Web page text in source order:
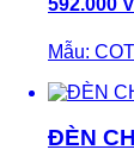
592.000
Mẫu:
ĐÈN